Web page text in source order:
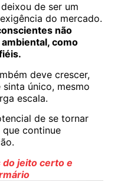
de ser um
do mercado.
não
como
deve crescer,
único, mesmo
escala.
de se tornar
que continue
do jeito certo e